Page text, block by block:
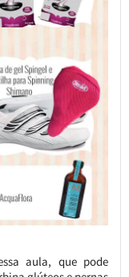
aula, que pode